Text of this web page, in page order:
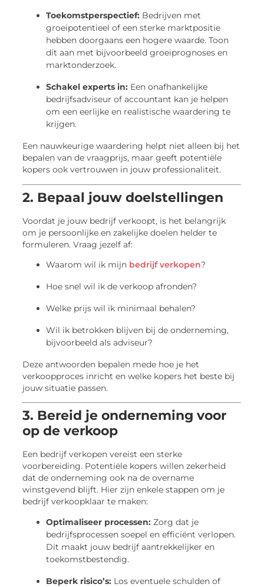
Toekomstperspectief: Bedrijven met
groeipotentieel of een sterke marktpositie
hebben doorgaans een hogere waarde. Toon
dit aan met bijvoorbeeld groeiprognoses en
marktonderzoek.
Schakel experts in: Een onafhankelijke
bedrijfsadviseur of accountant kan je helpen
om een eerlijke en realistische waardering te
krijgen.
Een nauwkeurige waardering helpt niet alleen bij het
bepalen van de vraagprijs, maar geeft potentiële
kopers ook vertrouwen in jouw professionaliteit.
2. Bepaal jouw doelstellingen
Voordat je jouw bedrijf verkoopt, is het belangrijk
om je persoonlijke en zakelijke doelen helder te
formuleren. Vraag jezelf af:
Waarom wil ik mijn bedrijf verkopen?
Hoe snel wil ik de verkoop afronden?
Welke prijs wil ik minimaal behalen?
Wil ik betrokken blijven bij de onderneming,
bijvoorbeeld als adviseur?
Deze antwoorden bepalen mede hoe je het
verkoopproces inricht en welke kopers het beste bij
jouw situatie passen.
3. Bereid je onderneming voor
op de verkoop
Een bedrijf verkopen vereist een sterke
voorbereiding. Potentiële kopers willen zekerheid
dat de onderneming ook na de overname
winstgevend blijft. Hier zijn enkele stappen om je
bedrijf verkoopklaar te maken:
Optimaliseer processen: Zorg dat je
bedrijfsprocessen soepel en efficiënt verlopen.
Dit maakt jouw bedrijf aantrekkelijker en
toekomstbestendig.
Beperk risico’s: Los eventuele schulden of